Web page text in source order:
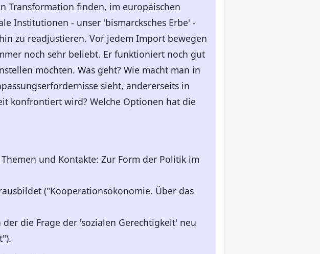
Transformation finden, im europäischen
Institutionen - unser 'bismarcksches Erbe' -
zu readjustieren. Vor jedem Import bewegen
noch sehr beliebt. Er funktioniert noch gut
möchten. Was geht? Wie macht man in
sieht, andererseits in
konfrontiert wird? Welche Optionen hat die
und Kontakte: Zur Form der Politik im
("Kooperationsökonomie. Über das
die Frage der 'sozialen Gerechtigkeit' neu